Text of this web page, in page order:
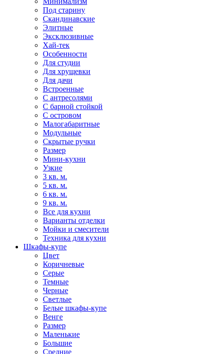
Под старину
Скандинавские
Элитные
Эксклюзивные
Хай-тек
Особенности
Для студии
Для хрущевки
Для дачи
Встроенные
С антресолями
С барной стойкой
С островом
Малогабаритные
Модульные
Скрытые ручки
Размер
Мини-кухни
Узкие
3 кв. м.
5 кв. м.
6 кв. м.
9 кв. м.
Все для кухни
Варианты отделки
Мойки и смесители
Техника для кухни
Шкафы-купе
Цвет
Коричневые
Серые
Темные
Черные
Светлые
Белые шкафы-купе
Венге
Размер
Маленькие
Большие
Средние